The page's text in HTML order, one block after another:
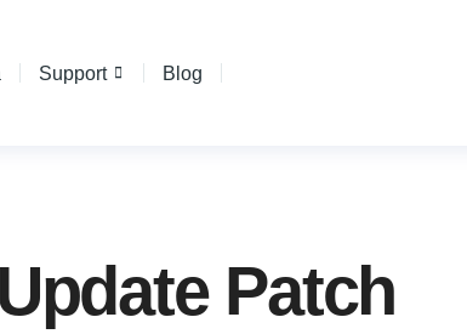
Support Blog
Update Patch